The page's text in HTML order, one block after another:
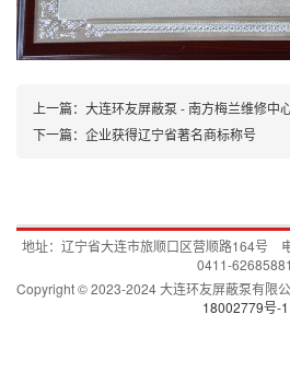
上一篇：大连环友屏蔽泵 - 南方梅兰维修中
下一篇：企业获得辽宁省著名商标称号
地址：辽宁省大连市旅顺口区营顺路164号
0411-62685881
Copyright © 2023-2024 大连环友屏蔽泵有限
18002779号-1